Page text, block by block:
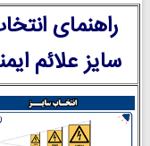
راهنمای
سایز علائم